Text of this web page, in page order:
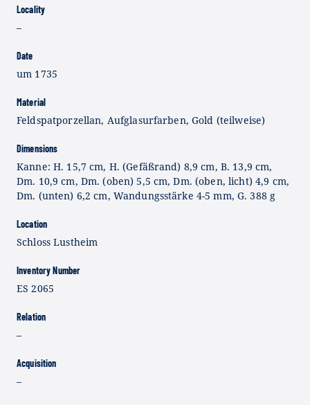
Locality
–
Date
um 1735
Material
Feldspatporzellan, Aufglasurfarben, Gold (teilweise)
Dimensions
Kanne: H. 15,7 cm, H. (Gefäßrand) 8,9 cm, B. 13,9 cm,
Dm. 10,9 cm, Dm. (oben) 5,5 cm, Dm. (oben, licht) 4,9 cm,
Dm. (unten) 6,2 cm, Wandungsstärke 4-5 mm, G. 388 g
Location
Schloss Lustheim
Inventory Number
ES 2065
Relation
–
Acquisition
–